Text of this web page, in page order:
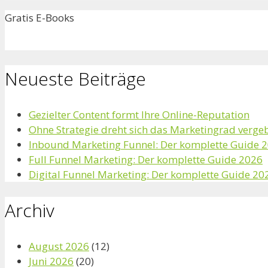
Gratis E-Books
Neueste Beiträge
Gezielter Content formt Ihre Online-Reputation
Ohne Strategie dreht sich das Marketingrad
Inbound Marketing Funnel: Der komplette Guide
Full Funnel Marketing: Der komplette Guide 2026
Digital Funnel Marketing: Der komplette Guide
Archiv
August 2026 (12)
Juni 2026 (20)